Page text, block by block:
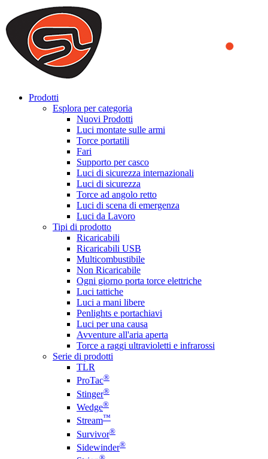
We use cookies to ensure that we provide you the best experience
on our website. By continuing to browse this website, you accept
that cookies are used to help us analyze how the website is used and
to offer you a better experience. To learn more or to find out how
you can disable cookies, you can access our
Prodotti
Esplora per categoria
Nuovi Prodotti
Luci montate sulle armi
Torce portatili
Fari
Supporto per casco
Luci di sicurezza internazionali
Luci di sicurezza
Torce ad angolo retto
Luci di scena di emergenza
Luci da Lavoro
Tipi di prodotto
Ricaricabili
Ricaricabili USB
Multicombustibile
Non Ricaricabile
Ogni giorno porta torce elettriche
Luci tattiche
Luci a mani libere
Penlights e portachiavi
Luci per una causa
Avventure all'aria aperta
Torce a raggi ultravioletti e infrarossi
Serie di prodotti
TLR
ProTac®
Stinger®
Wedge®
Stream™
Survivor®
Sidewinder®